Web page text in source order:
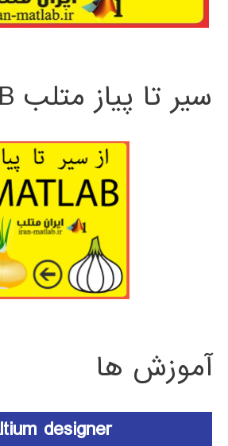
سیر تا پیاز متلب MATLAB
آموزش ها
designer